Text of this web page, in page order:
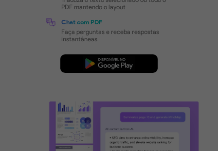
Leitura Inteligente Impulsionada
Chega de lutar com termos técnicos, parágrafos
lógica complexa ou idiomas estrangeiros.
— O assistente de IA simplifica tudo.
Como Resumir PDFs
Resumo e Mapa Mental
estrutura claros
Tradução Instantânea
Traduza o texto selecionado ou todo o
PDF mantendo o layout